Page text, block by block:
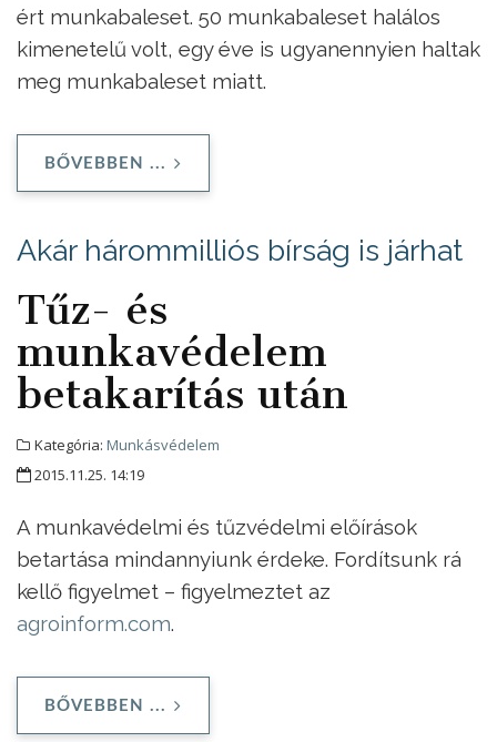
ért munkabaleset. 50 munkabaleset halálos
kimenetelű volt, egy éve is ugyanennyien haltak
meg munkabaleset miatt.
BŐVEBBEN ...
Akár hárommilliós bírság is járhat
Tűz- és
munkavédelem
betakarítás után
Kategória: Munkásvédelem
2015.11.25. 14:19
A munkavédelmi és tűzvédelmi előírások
betartása mindannyiunk érdeke. Fordítsunk rá
kellő figyelmet – figyelmeztet az
agroinform.com.
BŐVEBBEN ...